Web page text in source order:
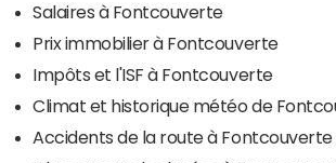
Salaires à Fontcouverte
Prix immobilier à Fontcouverte
Impôts et l'ISF à Fontcouverte
Climat et historique météo de
Accidents de la route à Fontcouverte